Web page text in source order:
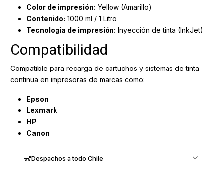
Color de impresión: Yellow (Amarillo)
Contenido: 1000 ml / 1 Litro
Tecnología de impresión: Inyección de tinta (InkJet)
Compatibilidad
Compatible para recarga de cartuchos y sistemas de tinta
continua en impresoras de marcas como:
Epson
Lexmark
HP
Canon
Despachos a todo Chile